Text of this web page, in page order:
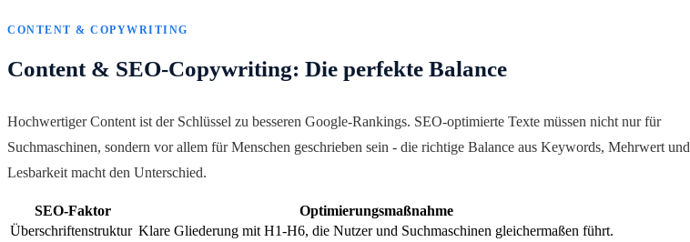
CONTENT & COPYWRITING
Content & SEO-Copywriting: Die perfekte Balance
Hochwertiger Content ist der Schlüssel zu besseren Google-Rankings. SEO-optimierte Texte müssen nicht nur für
Suchmaschinen, sondern vor allem für Menschen geschrieben sein - die richtige Balance aus Keywords, Mehrwert und
Lesbarkeit macht den Unterschied.
SEO-Faktor
Optimierungsmaßnahme
Überschriftenstruktur Klare Gliederung mit H1-H6, die Nutzer und Suchmaschinen gleichermaßen führt.